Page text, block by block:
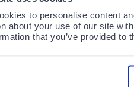
to personalise content
about your use of our site
that you’ve provided to
van de rug bij het werk,
en andere rugklachten
ter ondersteuning van deze
tegen worden